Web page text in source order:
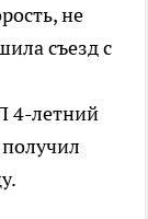
не
съезд с
4-летний